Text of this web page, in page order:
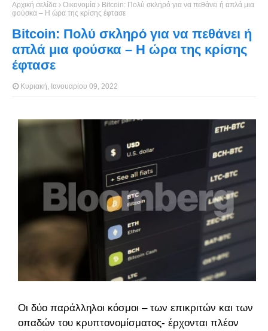
Αρχική σελίδα Οικονομία
Bitcoin: Πολύ σκληρό για να πεθάνει ή απλά μια
φούσκα – Η ώρα της κρίσης έφτασε
Bitcoin: Πολύ σκληρό για να πεθάνει ή
απλά μια φούσκα – Η ώρα της κρίσης
έφτασε
Κυριακή, Ιανουαρίου 09, 2022
Οι δύο παράλληλοι κόσμοι – των επικριτών και των
οπαδών του κρυπτονομίσματος- έρχονται πλέον